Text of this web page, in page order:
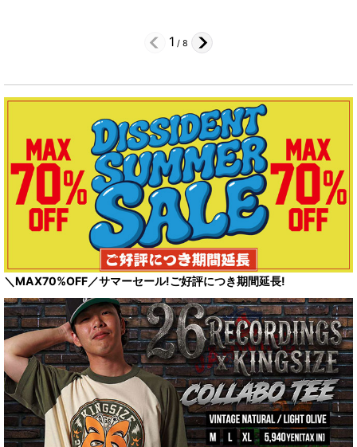
1 / 8
＼MAX70%OFF／サマーセール!ご好評につき期間延長!